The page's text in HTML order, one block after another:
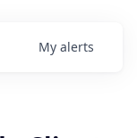
My alerts